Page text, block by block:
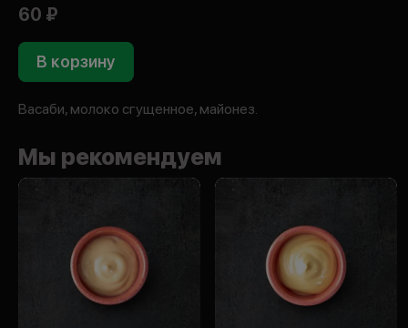
60 ₽
В корзину
Васаби, молоко сгущенное, майонез.
Мы рекомендуем